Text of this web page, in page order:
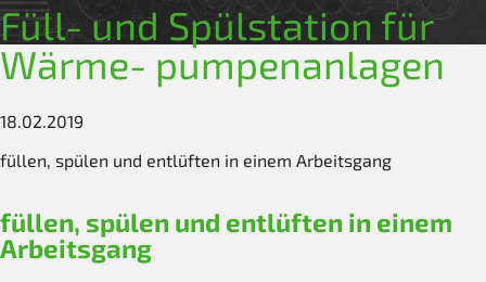
Füll- und Spülstation für
Wärme- pumpenanlagen
18.02.2019
füllen, spülen und entlüften in einem Arbeitsgang
füllen, spülen und entlüften in einem
Arbeitsgang